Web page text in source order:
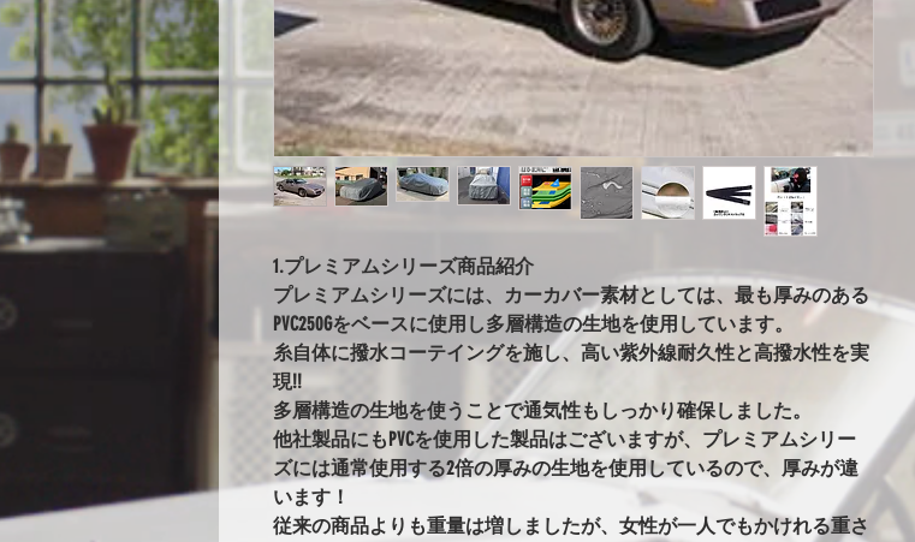
1.プレミアムシリーズ商品紹介
プレミアムシリーズには、カーカバー素材としては、最も厚みのある
PVC250Gをベースに使用し多層構造の生地を使用しています。
糸自体に撥水コーテイングを施し、高い紫外線耐久性と高撥水性を実
現!!
多層構造の生地を使うことで通気性もしっかり確保しました。
他社製品にもPVCを使用した製品はございますが、プレミアムシリー
ズには通常使用する2倍の厚みの生地を使用しているので、厚みが違
います！
従来の商品よりも重量は増しましたが、女性が一人でもかけれる重さ